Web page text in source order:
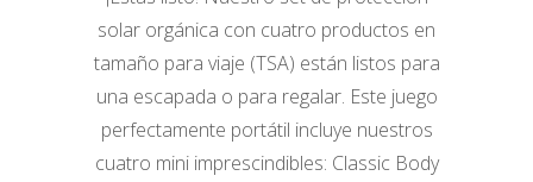
solar orgánica con cuatro productos en
tamaño para viaje (TSA) están listos para
una escapada o para regalar. Este juego
perfectamente portátil incluye nuestros
cuatro mini imprescindibles: Classic Body